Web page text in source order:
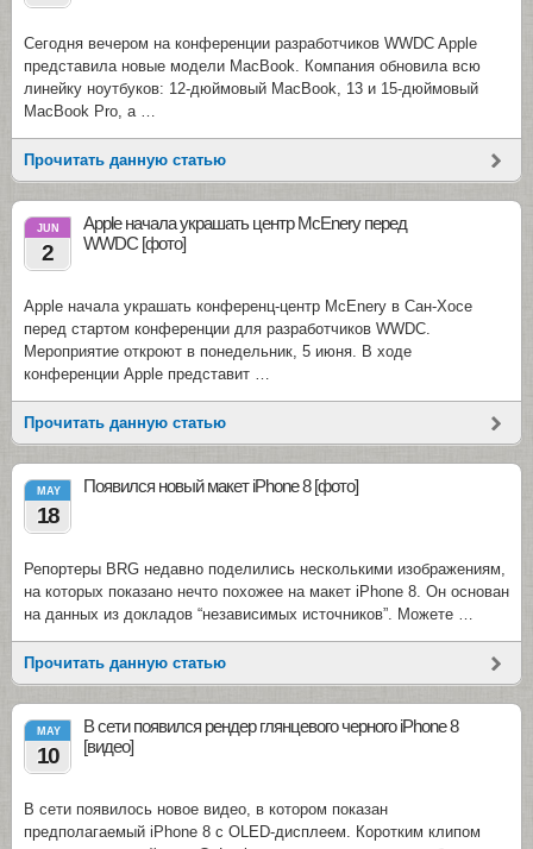
Сегодня вечером на конференции разработчиков WWDC Apple
представила новые модели MacBook. Компания обновила всю
линейку ноутбуков: 12-дюймовый MacBook, 13 и 15-дюймовый
MacBook Pro, а …
Прочитать данную статью
JUN
2
Apple начала украшать центр McEnery перед
WWDC [фото]
Apple начала украшать конференц-центр McEnery в Сан-Хосе
перед стартом конференции для разработчиков WWDC.
Мероприятие откроют в понедельник, 5 июня. В ходе
конференции Apple представит …
Прочитать данную статью
MAY
18
Появился новый макет iPhone 8 [фото]
Репортеры BRG недавно поделились несколькими изображениям,
на которых показано нечто похожее на макет iPhone 8. Он основан
на данных из докладов “независимых источников”. Можете …
Прочитать данную статью
MAY
10
В сети появился рендер глянцевого черного iPhone 8
[видео]
В сети появилось новое видео, в котором показан
предполагаемый iPhone 8 с OLED-дисплеем. Коротким клипом